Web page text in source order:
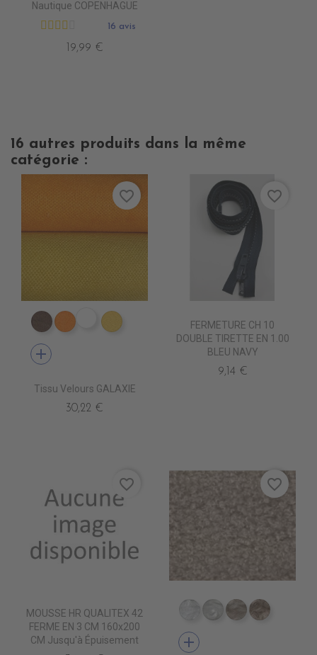
Nautique COPENHAGUE
16 avis
19,99 €
16 autres produits dans la même
catégorie :
ES1802 MARRON
ES1804 ORANGE
ES1809 VIOLET epuisem
ES1824 JAUNE
add
Tissu Velours GALAXIE
30,22 €
favorite_border
FERMETURE CH 10
DOUBLE TIRETTE EN 1.00
BLEU NAVY
9,14 €
favorite_border
MOUSSE HR QUALITEX 42
FERME EN 3 CM 160x200
CM Jusqu'à Épuisement
favorite_border
TA5300 BLANC
TA5301 CREME
TA5302 LIN
TA5303
add
favorite_border